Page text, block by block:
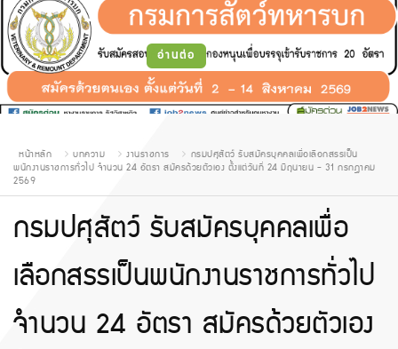
-
อ่านต่อ
หน้าหลัก บทความ งานราชการ
กรมปศุสัตว์ รับสมัครบุคคลเพื่อเลือกสรรเป็น
พนักงานราชการทั่วไป จำนวน 24 อัตรา สมัครด้วยตัวเอง ตั้งแต่วันที่ 24 มิถุนายน - 31 กรกฎาคม
2569
กรมปศุสัตว์ รับสมัครบุคคลเพื่อ
เลือกสรรเป็นพนักงานราชการทั่วไป
จำนวน 24 อัตรา สมัครด้วยตัวเอง